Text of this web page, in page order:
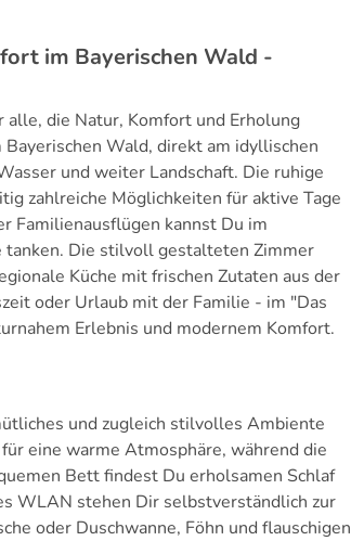
im Bayerischen Wald -
die Natur, Komfort und Erholung
Wald, direkt am idyllischen
und weiter Landschaft. Die ruhige
zahlreiche Möglichkeiten für aktive Tage
Familienausflügen kannst Du im
tanken. Die stilvoll gestalteten Zimmer
Küche mit frischen Zutaten aus der
oder Urlaub mit der Familie - im "Das
Erlebnis und modernem Komfort.
und zugleich stilvolles Ambiente
eine warme Atmosphäre, während die
Bett findest Du erholsamen Schlaf
WLAN stehen Dir selbstverständlich zur
oder Duschwanne, Föhn und flauschigen